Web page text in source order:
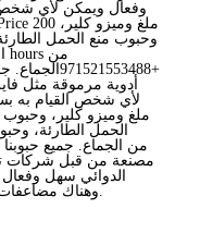
وفعال ويمكن لأي شخص
وحبوب منع الحمل
أدوية مرموقة مثل
لأي شخص القيام به
الحمل الطارئة،
مصنعة من قبل شركات
الدوائي سهل
وهناك مضاعفات قليلة جداً قد تنجم عن الإجهاض الدوائي.